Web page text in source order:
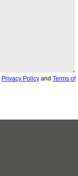
Privacy Policyand Terms of